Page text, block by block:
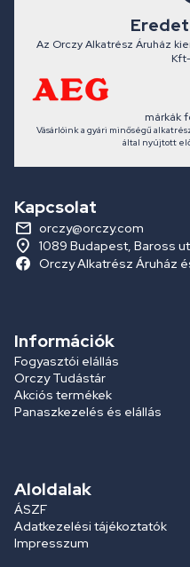
Az Orczy Alkatrész Áruház
márkák
Vásárlóink a gyári minőségű
által nyújtott
Kapcsolat
orczy@orczy.com
1089 Budapest, Baross
Orczy Alkatrész Áruház
Információk
Fogyasztói elállás
Orczy Tudástár
Akciós termékek
Panaszkezelés és elállás
Aloldalak
ÁSZF
Adatkezelési tájékoztatók
Impresszum